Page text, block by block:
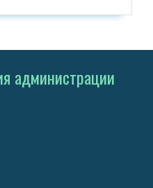
администрации